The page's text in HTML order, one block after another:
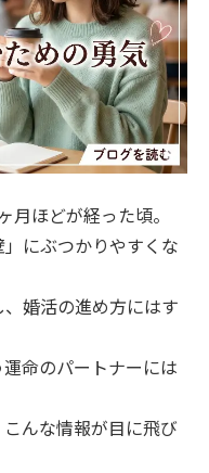
ほどが経った頃。
にぶつかりやすくな
婚活の進め方にはす
命のパートナーには
んな情報が目に飛び